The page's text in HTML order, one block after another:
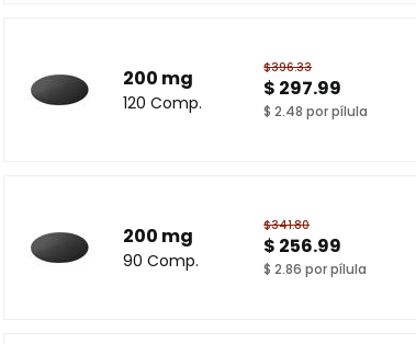
200 mg
120 Comp.
$396.33
$ 297.99
$ 2.48 por pílula
200 mg
90 Comp.
$341.80
$ 256.99
$ 2.86 por pílula